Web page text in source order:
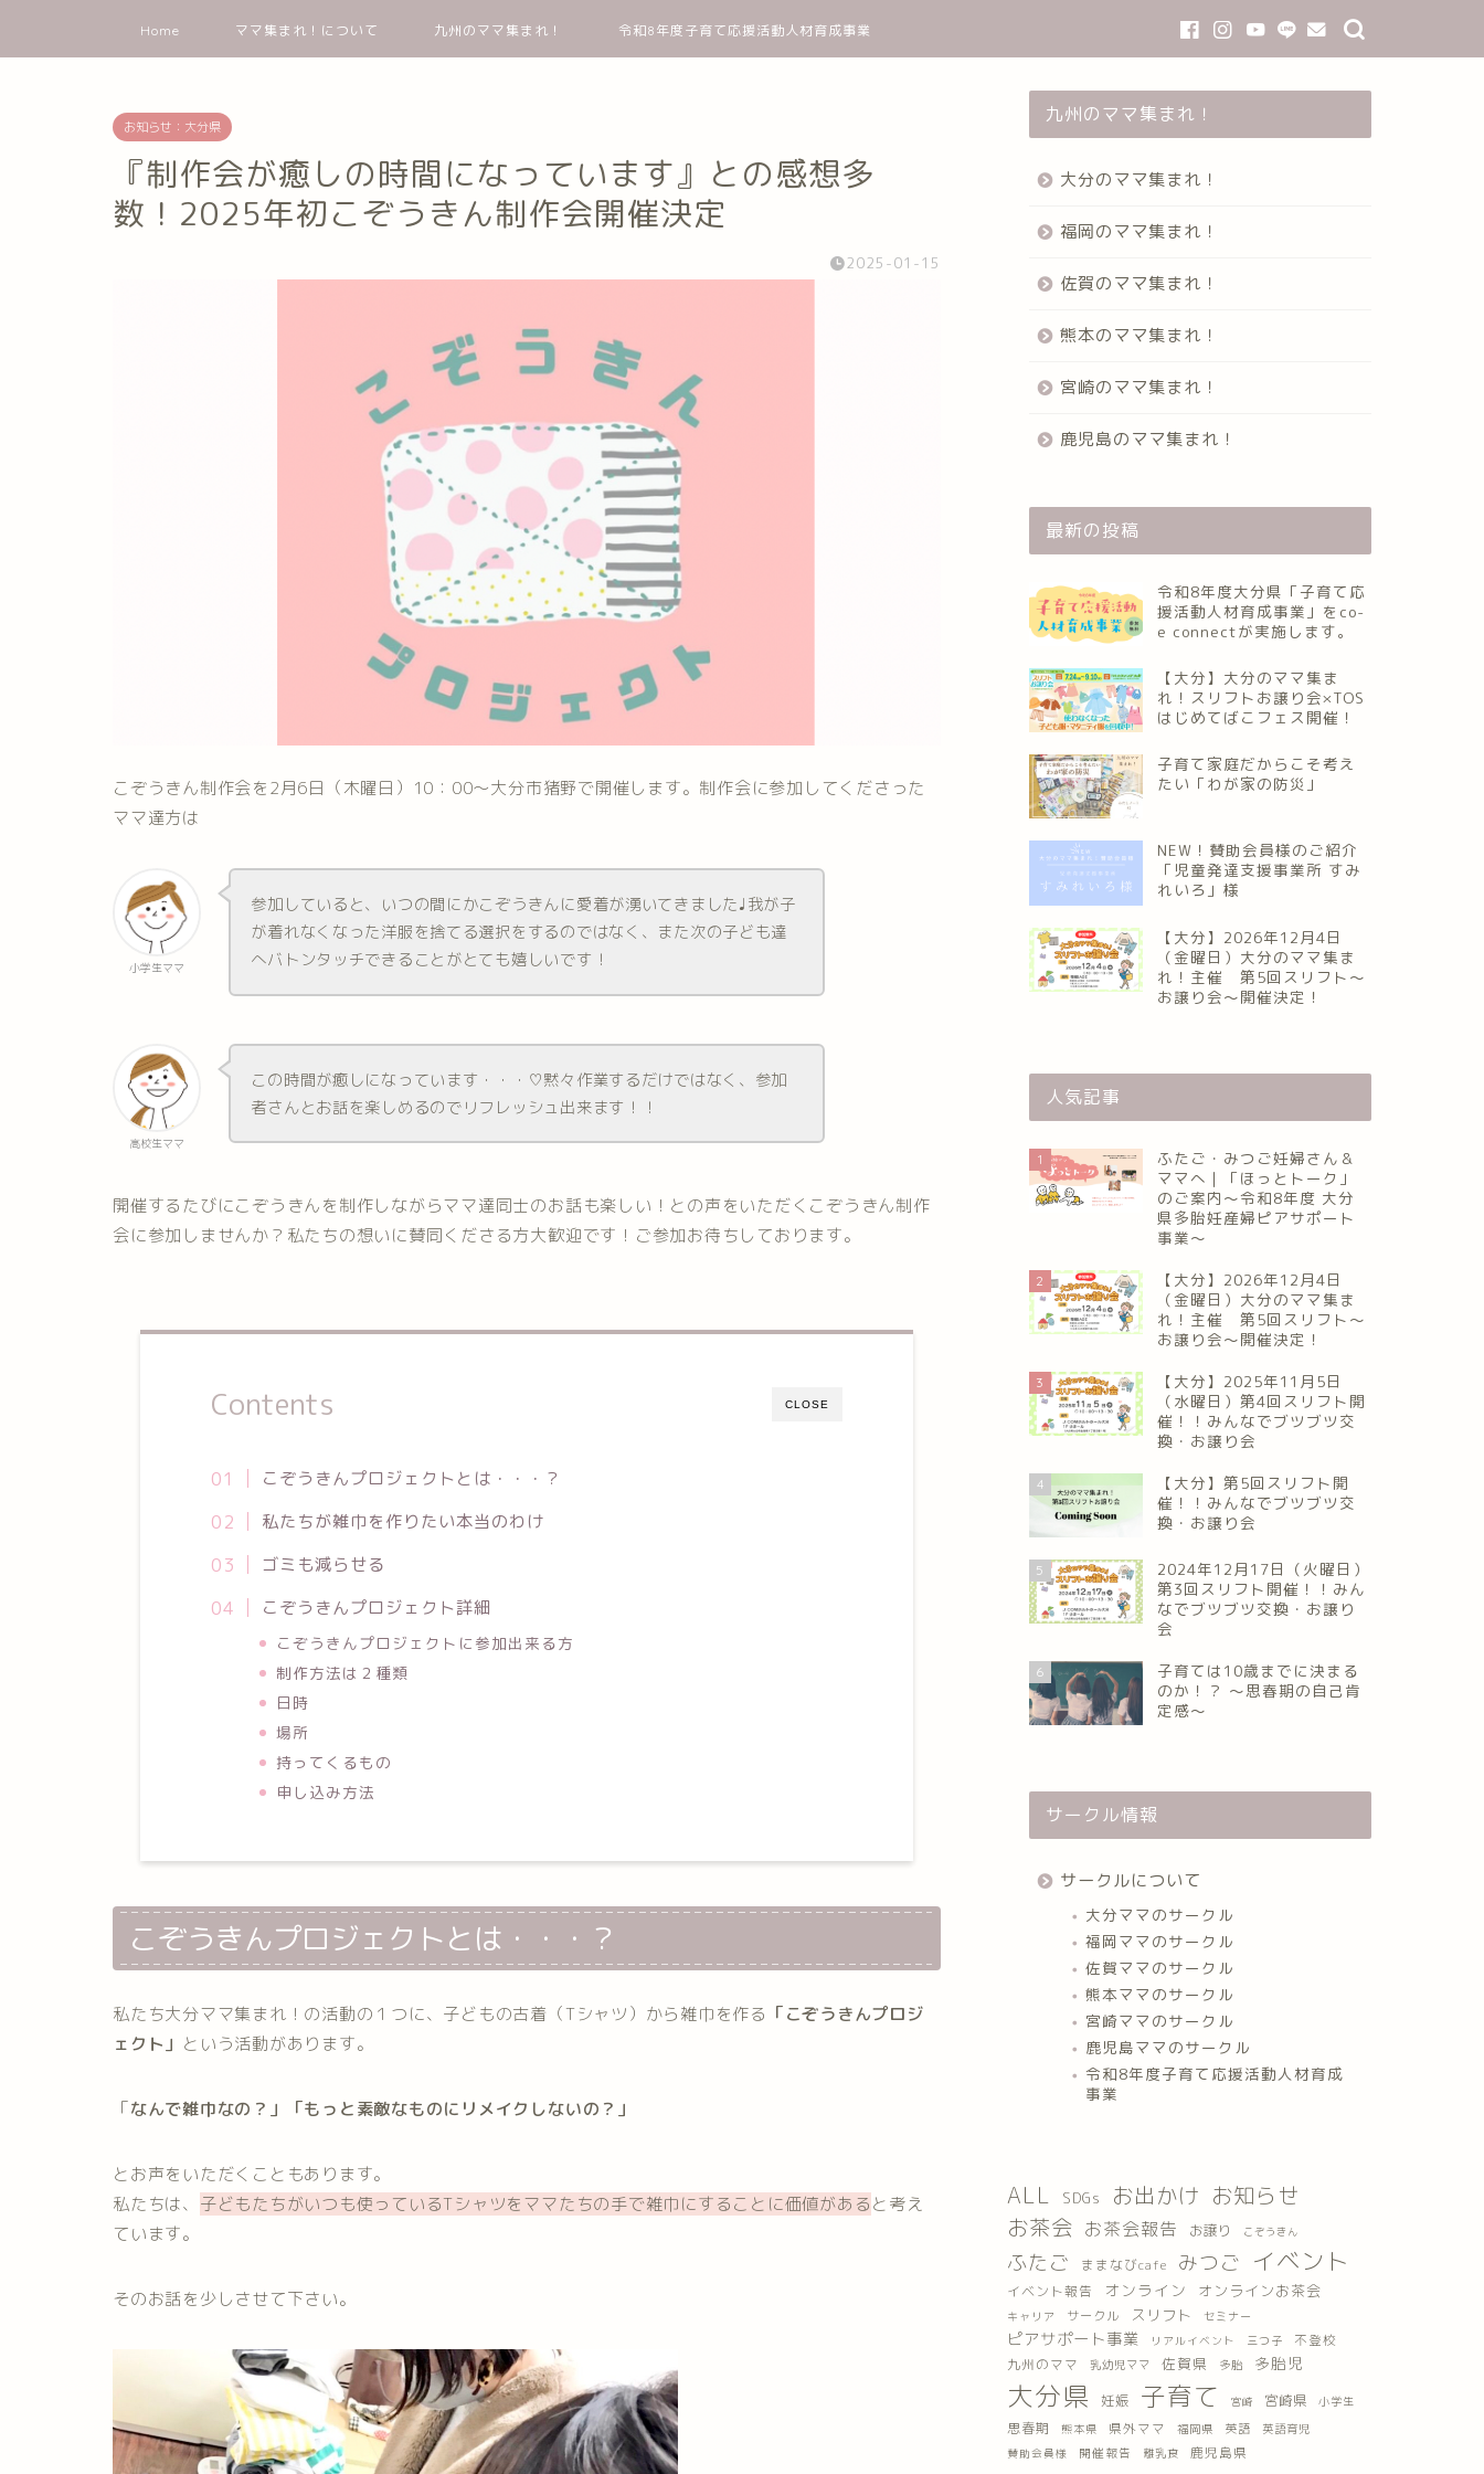
Home ママ集まれ！について 九州のママ集まれ！ 令和8年度子育て応援活動人材育成事業
お知らせ：大分県
『制作会が癒しの時間になっています』との感想多
数！2025年初こぞうきん制作会開催決定
2025-01-15
こぞうきん制作会を2月6日（木曜日）10：00〜大分市猪野で開催します。制作会に参加してくださった
ママ達方は
小学生ママ
参加していると、いつの間にかこぞうきんに愛着が湧いてきました♩我が子
が着れなくなった洋服を捨てる選択をするのではなく、また次の子ども達
へバトンタッチできることがとても嬉しいです！
高校生ママ
この時間が癒しになっています・・・♡黙々作業するだけではなく、参加
者さんとお話を楽しめるのでリフレッシュ出来ます！！
開催するたびにこぞうきんを制作しながらママ達同士のお話も楽しい！との声をいただくこぞうきん制作
会に参加しませんか？私たちの想いに賛同くださる方大歓迎です！ご参加お待ちしております。
CLOSE
Contents
こぞうきんプロジェクトとは・・・？
私たちが雑巾を作りたい本当のわけ
ゴミも減らせる
こぞうきんプロジェクト詳細
こぞうきんプロジェクトに参加出来る方
制作方法は２種類
日時
場所
持ってくるもの
申し込み方法
こぞうきんプロジェクトとは・・・？
私たち大分ママ集まれ！の活動の１つに、子どもの古着（Tシャツ）から雑巾を作る 「こぞうきんプロジ
ェクト」 という活動があります。
「なんで雑巾なの？」「もっと素敵なものにリメイクしないの？」
とお声をいただくこともあります。
私たちは、 子どもたちがいつも使っているTシャツをママたちの手で雑巾にすることに価値があると考え
ています。
そのお話を少しさせて下さい。
九州のママ集まれ！
大分のママ集まれ！
福岡のママ集まれ！
佐賀のママ集まれ！
熊本のママ集まれ！
宮崎のママ集まれ！
鹿児島のママ集まれ！
最新の投稿
令和8年度大分県「子育て応
援活動人材育成事業」をco-
e connectが実施します。
【大分】大分のママ集ま
れ！スリフトお譲り会×TOS
はじめてばこフェス開催！
子育て家庭だからこそ考え
たい「わが家の防災」
NEW！賛助会員様のご紹介
「児童発達支援事業所 すみ
れいろ」様
【大分】2026年12月4日
（金曜日）大分のママ集ま
れ！主催 第5回スリフト〜
お譲り会〜開催決定！
人気記事
1
ふたご・みつご妊婦さん＆
ママへ｜「ほっとトーク」
のご案内～令和8年度 大分
県多胎妊産婦ピアサポート
事業～
2
【大分】2026年12月4日
（金曜日）大分のママ集ま
れ！主催 第5回スリフト〜
お譲り会〜開催決定！
3
【大分】2025年11月5日
（水曜日）第4回スリフト開
催！！みんなでブツブツ交
換・お譲り会
4
【大分】第5回スリフト開
催！！みんなでブツブツ交
換・お譲り会
5
2024年12月17日（火曜日）
第3回スリフト開催！！みん
なでブツブツ交換・お譲り
会
6
子育ては10歳までに決まる
のか！？ ～思春期の自己肯
定感～
サークル情報
サークルについて
大分ママのサークル
福岡ママのサークル
佐賀ママのサークル
熊本ママのサークル
宮崎ママのサークル
鹿児島ママのサークル
令和8年度子育て応援活動人材育成
事業
ALL SDGs お出かけ お知らせ
お茶会 お茶会報告 お譲り こぞうきん
ふたご ままなびcafe みつご イベント
イベント報告 オンライン オンラインお茶会
キャリア サークル スリフト セミナー
ピアサポート事業 リアルイベント 三つ子 不登校
九州のママ 乳幼児ママ 佐賀県 多胎 多胎児
大分県 妊娠 子育て 宮崎 宮崎県 小学生
思春期 熊本県 県外ママ 福岡県 英語 英語育児
賛助会員様 開催報告 離乳食 鹿児島県